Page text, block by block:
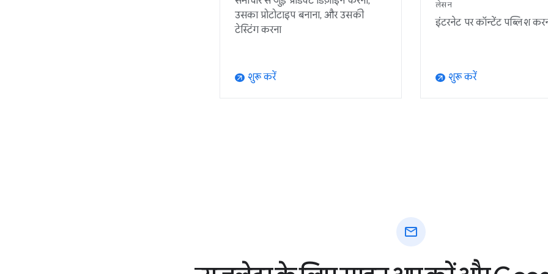
उसका प्रोटोटाइप बनाना, और उसकी
टेस्टिंग करना
arrow_outward शुरू करें
लेसन
इंटरनेट पर कॉन्टेंट पब्लिश
arrow_outward शुरू करें
mail